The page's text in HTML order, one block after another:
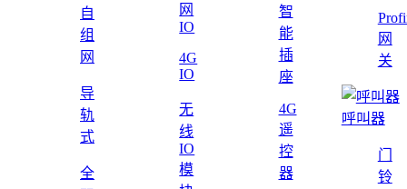
自
组
网
导
轨
式
全
网
IO
4G
IO
无
线
IO
模
智
能
插
座
4G
遥
控
器
网
关
呼叫器
门
铃